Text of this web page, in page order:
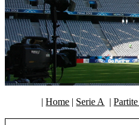
|Home | Serie A |